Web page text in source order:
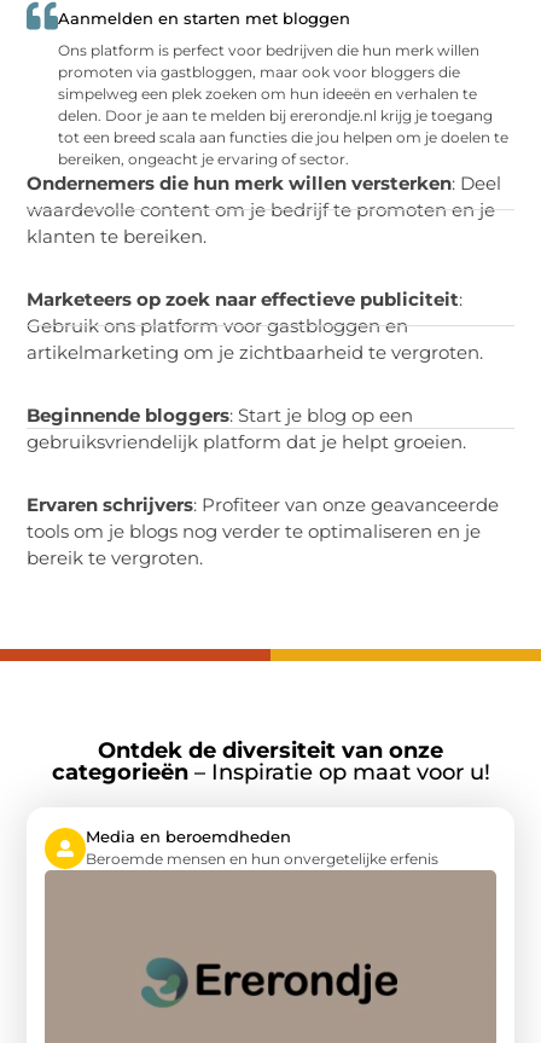
Aanmelden en starten met bloggen
Ons platform is perfect voor bedrijven die hun merk willen
promoten via gastbloggen, maar ook voor bloggers die
simpelweg een plek zoeken om hun ideeën en verhalen te
delen. Door je aan te melden bij ererondje.nl krijg je toegang
tot een breed scala aan functies die jou helpen om je doelen te
bereiken, ongeacht je ervaring of sector.
Ondernemers die hun merk willen versterken: Deel
waardevolle content om je bedrijf te promoten en je
klanten te bereiken.
Marketeers op zoek naar effectieve publiciteit:
Gebruik ons platform voor gastbloggen en
artikelmarketing om je zichtbaarheid te vergroten.
Beginnende bloggers: Start je blog op een
gebruiksvriendelijk platform dat je helpt groeien.
Ervaren schrijvers: Profiteer van onze geavanceerde
tools om je blogs nog verder te optimaliseren en je
bereik te vergroten.
Ontdek de diversiteit van onze
categorieën– Inspiratie op maat voor u!
Media en beroemdheden
Beroemde mensen en hun onvergetelijke erfenis